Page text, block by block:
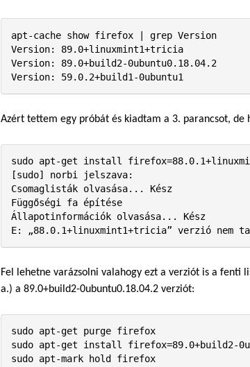
apt-cache show firefox | grep Version
Version: 89.0+linuxmint1+tricia
Version: 89.0+build2-0ubuntu0.18.04.2
Version: 59.0.2+build1-0ubuntu1
Azért tettem egy próbát és kiadtam a 3. parancsot, de
sudo apt-get install
[sudo] norbi jelszava:
Csomaglisták olvasása... Kész
Függőségi fa építése
Állapotinformációk olvasása... Kész
E: „88.0.1+linuxmint1+tricia” verzió nem
Fel lehetne varázsolni valahogy ezt a verziót is a fenti
a.) a 89.0+build2-0ubuntu0.18.04.2 verziót:
sudo apt-get purge firefox
sudo apt-get install firefox=89.0+build2-
sudo apt-mark hold firefox